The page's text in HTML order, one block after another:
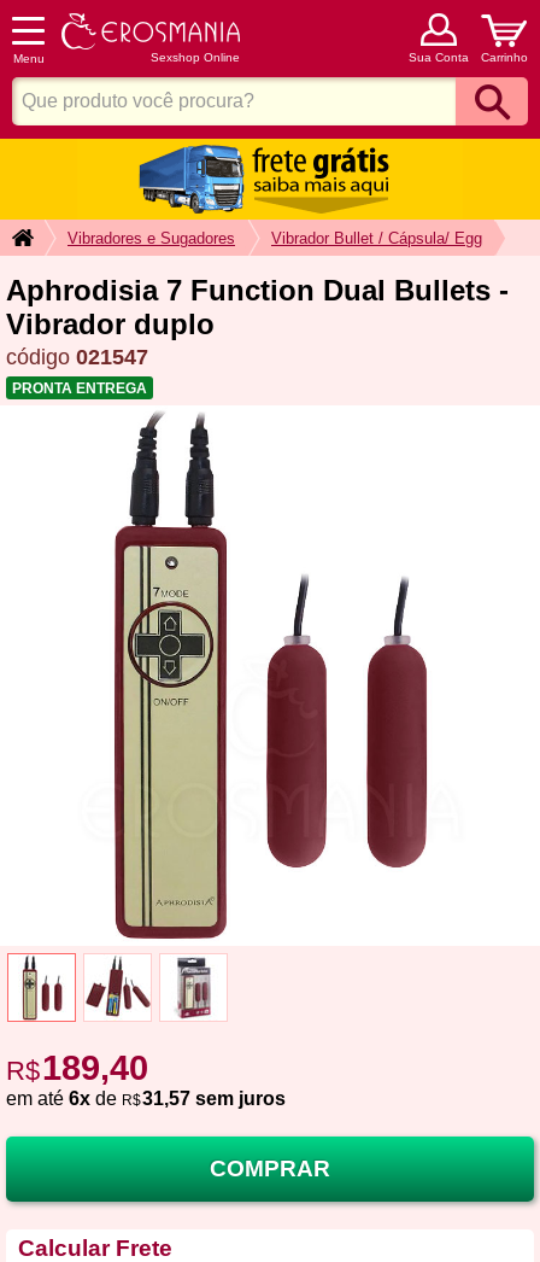
Menu Sexshop Online Sua Conta Carrinho
Vibradores e Sugadores Vibrador Bullet / Cápsula/ Egg
Aphrodisia 7 Function Dual Bullets -
Vibrador duplo
código 021547
PRONTA ENTREGA
R$189,40
em até 6x de R$31,57 sem juros
COMPRAR
Calcular Frete